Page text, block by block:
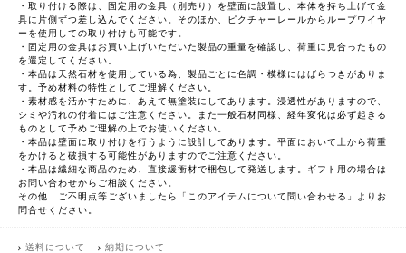
・取り付ける際は、固定用の金具（別売り）を壁面に設置し、本体を持ち上げて金
具に片側ずつ差し込んでください。そのほか、ピクチャーレールからループワイヤ
ーを使用しての取り付けも可能です。
・固定用の金具はお買い上げいただいた製品の重量を確認し、荷重に見合ったもの
を選定してください。
・本品は天然石材を使用している為、製品ごとに色調・模様にはばらつきがありま
す。予め材料の特性としてご理解ください。
・素材感を活かすために、あえて無塗装にしてあります。浸透性がありますので、
シミや汚れの付着にはご注意ください。また一般石材同様、経年変化は必ず起きる
ものとして予めご理解の上でお使いください。
・本品は壁面に取り付けを行うように設計してあります。平面において上から荷重
をかけると破損する可能性がありますのでご注意ください。
・本品は繊細な商品のため、直接緩衝材で梱包して発送します。ギフト用の場合は
お問い合わせからご相談ください。
その他 ご不明点等ございましたら「このアイテムについて問い合わせる」よりお
問合せください。
送料について 納期について